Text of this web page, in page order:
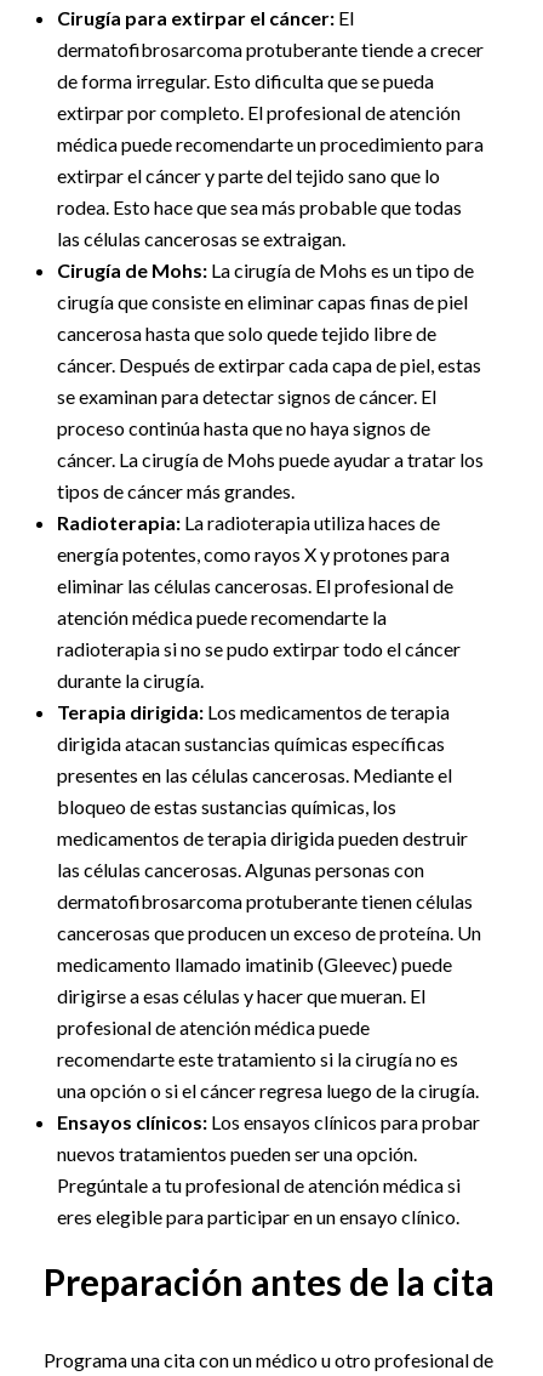
Cirugía para extirpar el cáncer: El
dermatofibrosarcoma protuberante tiende a crecer
de forma irregular. Esto dificulta que se pueda
extirpar por completo. El profesional de atención
médica puede recomendarte un procedimiento para
extirpar el cáncer y parte del tejido sano que lo
rodea. Esto hace que sea más probable que todas
las células cancerosas se extraigan.
Cirugía de Mohs: La cirugía de Mohs es un tipo de
cirugía que consiste en eliminar capas finas de piel
cancerosa hasta que solo quede tejido libre de
cáncer. Después de extirpar cada capa de piel, estas
se examinan para detectar signos de cáncer. El
proceso continúa hasta que no haya signos de
cáncer. La cirugía de Mohs puede ayudar a tratar los
tipos de cáncer más grandes.
Radioterapia: La radioterapia utiliza haces de
energía potentes, como rayos X y protones para
eliminar las células cancerosas. El profesional de
atención médica puede recomendarte la
radioterapia si no se pudo extirpar todo el cáncer
durante la cirugía.
Terapia dirigida: Los medicamentos de terapia
dirigida atacan sustancias químicas específicas
presentes en las células cancerosas. Mediante el
bloqueo de estas sustancias químicas, los
medicamentos de terapia dirigida pueden destruir
las células cancerosas. Algunas personas con
dermatofibrosarcoma protuberante tienen células
cancerosas que producen un exceso de proteína. Un
medicamento llamado imatinib (Gleevec) puede
dirigirse a esas células y hacer que mueran. El
profesional de atención médica puede
recomendarte este tratamiento si la cirugía no es
una opción o si el cáncer regresa luego de la cirugía.
Ensayos clínicos: Los ensayos clínicos para probar
nuevos tratamientos pueden ser una opción.
Pregúntale a tu profesional de atención médica si
eres elegible para participar en un ensayo clínico.
Preparación antes de la cita
Programa una cita con un médico u otro profesional de